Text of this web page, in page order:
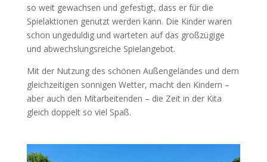
so weit gewachsen und gefestigt, dass er für die
Spielaktionen genutzt werden kann. Die Kinder waren
schon ungeduldig und warteten auf das großzügige
und abwechslungsreiche Spielangebot.
Mit der Nutzung des schönen Außengeländes und dem
gleichzeitigen sonnigen Wetter, macht den Kindern –
aber auch den Mitarbeitenden – die Zeit in der Kita
gleich doppelt so viel Spaß.